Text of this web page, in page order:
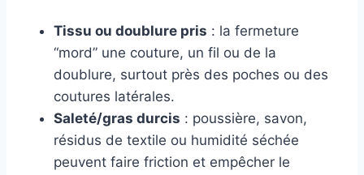
Tissu ou doublure pris : la fermeture
“mord” une couture, un fil ou de la
doublure, surtout près des poches ou des
coutures latérales.
Saleté/gras durcis : poussière, savon,
résidus de textile ou humidité séchée
peuvent faire friction et empêcher le